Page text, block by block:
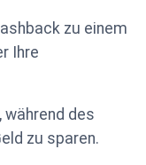
zu einem
Ihre
des
zu sparen.